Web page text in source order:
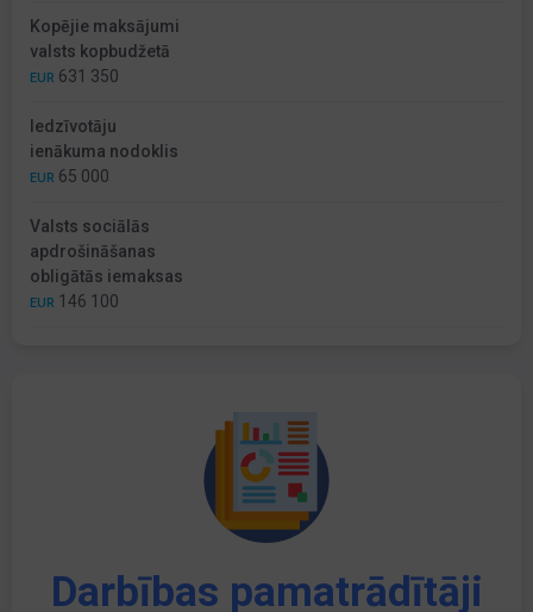
Kopējie maksājumi
valsts kopbudžetā
EUR 631 350
Iedzīvotāju
ienākuma nodoklis
EUR 65 000
Valsts sociālās
apdrošināšanas
obligātās iemaksas
EUR 146 100
Darbības pamatrādītāji